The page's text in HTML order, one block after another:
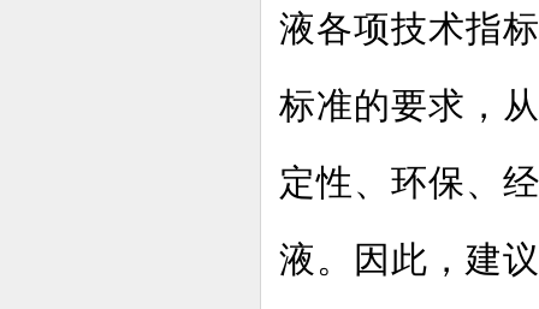
液各项技术指
标准的要求，
定性、环保、
液。因此，建